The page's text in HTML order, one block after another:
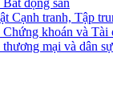
động sản
Cạnh tranh, Tập
khoán và Tài
mại và dân sự